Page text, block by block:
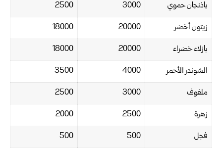
باذنجان حموي
3000
2500
زيتون أخضر
20000
18000
بازلاء خضراء
20000
18000
الشوندر الأحمر
4000
3500
ملفوف
3000
2500
زهرة
2500
2000
فجل
500
500